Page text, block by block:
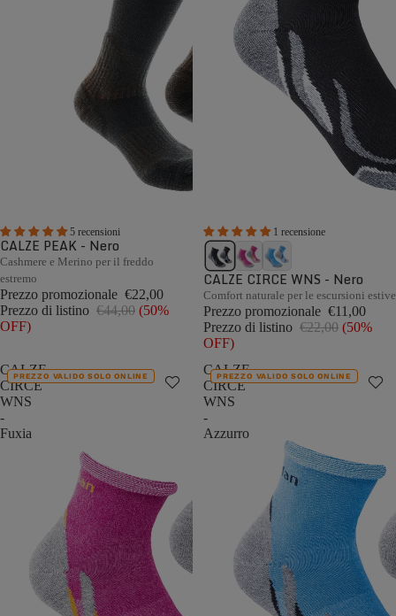
5 recensioni
CALZE PEAK - Nero
Cashmere e Merino per il freddo
estremo
Prezzo promozionale €22,00
Prezzo di listino €44,00 (50%
OFF)
1 recensione
CALZE CIRCE WNS - Nero
Comfort naturale per le escursioni estive
Prezzo promozionale €11,00
Prezzo di listino €22,00 (50%
OFF)
CALZE
CIRCE
WNS
-
Fuxia
PREZZO VALIDO SOLO ONLINE
CALZE
CIRCE
WNS
-
Azzurro
PREZZO VALIDO SOLO ONLINE